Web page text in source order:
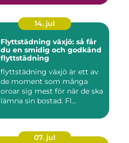
14. jul
Flyttstädning växjö: så får
du en smidig och godkänd
flyttstädning
flyttstädning växjö är ett av
de moment som många
oroar sig mest för när de ska
lämna sin bostad. Fl...
07. jul